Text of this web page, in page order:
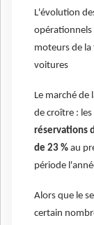
L'évolution
opérationnels
moteurs de
voitures
Le marché
de croître :
réservations
de 23 % au
période
Alors que le
certain